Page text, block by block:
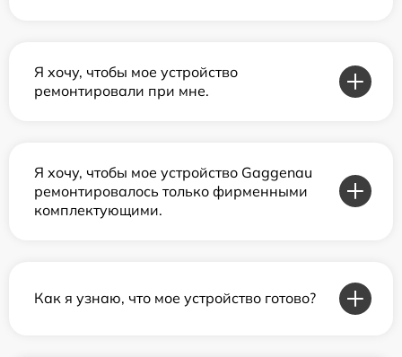
Я хочу, чтобы мое устройство
ремонтировали при мне.
Я хочу, чтобы мое устройство Gaggenau
ремонтировалось только фирменными
комплектующими.
Как я узнаю, что мое устройство готово?